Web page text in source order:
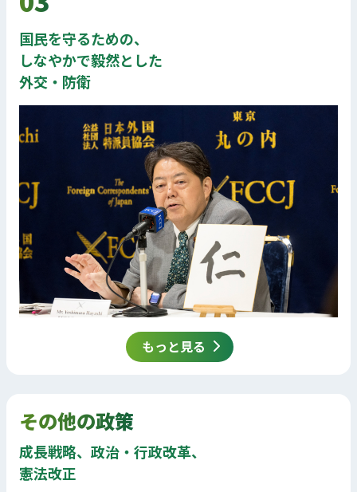
国民を守るための、
しなやかで毅然とした
外交・防衛
もっと見る
その他の政策
成長戦略、政治・行政改革、
憲法改正